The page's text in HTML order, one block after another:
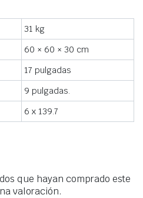
31 kg
60 × 60 × 30 cm
17 pulgadas
9 pulgadas.
6 x 139.7
que hayan comprado este
valoración.